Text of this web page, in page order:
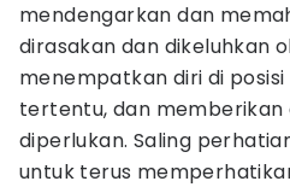
mendengarkan dan
dirasakan dan dikeluhkan
menempatkan diri di
tertentu, dan memberikan
diperlukan. Saling
untuk terus